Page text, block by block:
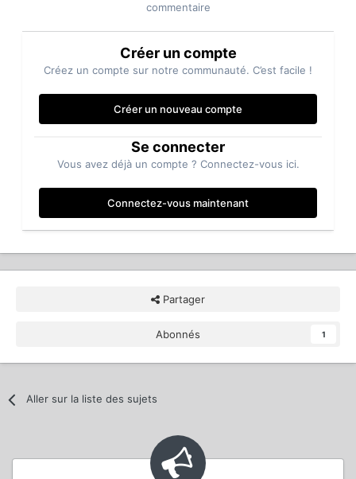
commentaire
Créer un compte
Créez un compte sur notre communauté. C’est facile !
Créer un nouveau compte
Se connecter
Vous avez déjà un compte ? Connectez-vous ici.
Connectez-vous maintenant
Partager
Abonnés 1
Aller sur la liste des sujets